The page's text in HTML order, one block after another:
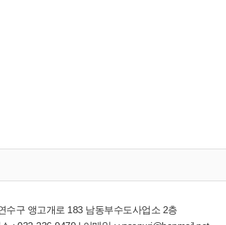
수구 앵고개로 183 남동부수도사업소 2층